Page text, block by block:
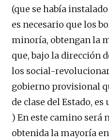
(que se había
es necesario que los
minoría, obtengan la
que, bajo la dirección
los social-
gobierno provisional
de clase del Estado,
) En este camino será
obtenida la mayoría